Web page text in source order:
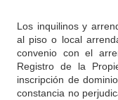
Los inquilinos y
al piso o local
convenio con el
Registro de la
inscripción de
constancia no